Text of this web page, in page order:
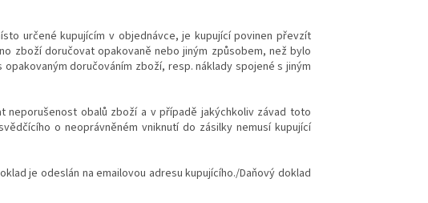
určené kupujícím v objednávce, je kupující povinen převzít
zboží doručovat opakovaně nebo jiným způsobem, než bylo
doručováním zboží, resp. náklady spojené s jiným
obalů zboží a v případě jakýchkoliv závad toto
o neoprávněném vniknutí do zásilky nemusí kupující
je odeslán na emailovou adresu kupujícího./Daňový doklad